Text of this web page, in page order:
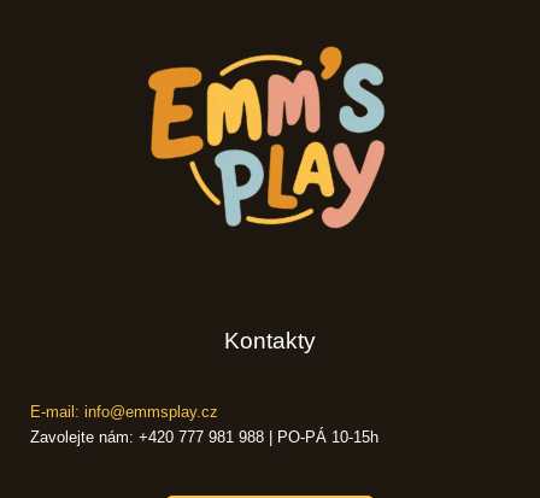
Kontakty
E-mail: info@emmsplay.cz
Zavolejte nám: +420 777 981 988 | PO-PÁ 10-15h